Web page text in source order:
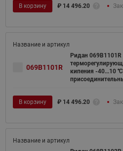
В корзину ₽ 14 496.20
069B1101R
Ридан
кипения -40...10
В корзину ₽ 14 496.20